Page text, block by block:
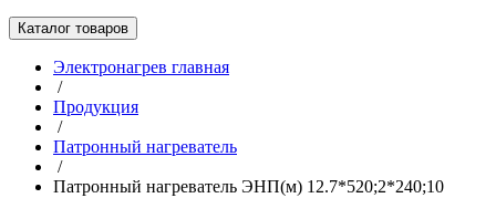
Каталог товаров
Электронагрев главная
/
Продукция
/
Патронный нагреватель
/
Патронный нагреватель ЭНП(м) 12.7*520;2*240;10